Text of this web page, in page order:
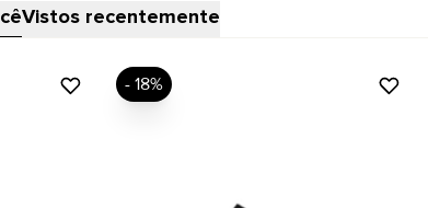
Vistos recentemente
- 18%